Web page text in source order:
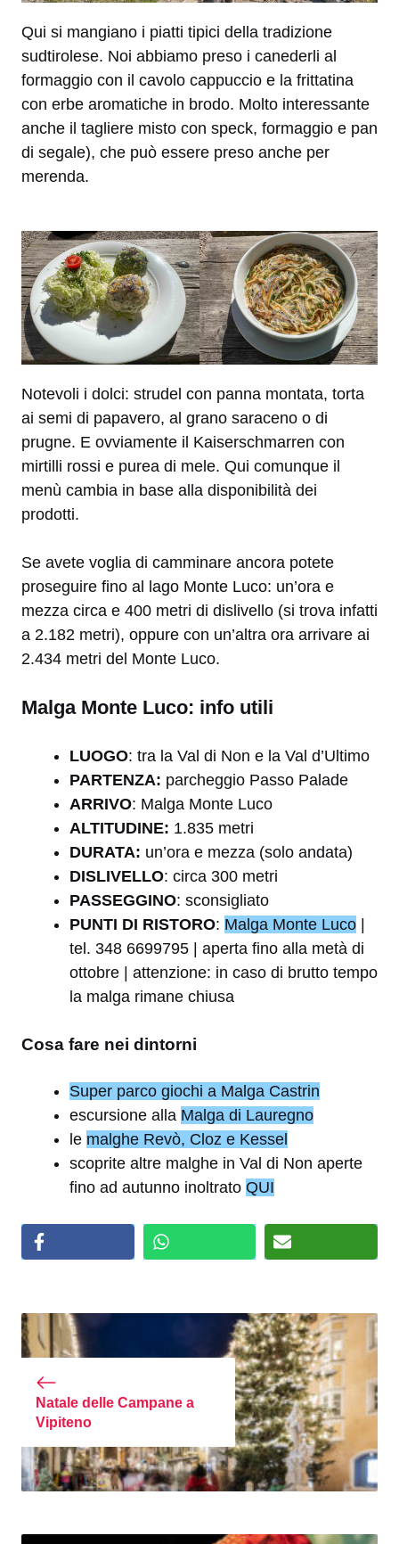
Qui si mangiano i piatti tipici della tradizione
sudtirolese. Noi abbiamo preso i canederli al
formaggio con il cavolo cappuccio e la frittatina
con erbe aromatiche in brodo. Molto interessante
anche il tagliere misto con speck, formaggio e pan
di segale), che può essere preso anche per
merenda.
Notevoli i dolci: strudel con panna montata, torta
ai semi di papavero, al grano saraceno o di
prugne. E ovviamente il Kaiserschmarren con
mirtilli rossi e purea di mele. Qui comunque il
menù cambia in base alla disponibilità dei
prodotti.
Se avete voglia di camminare ancora potete
proseguire fino al lago Monte Luco: un’ora e
mezza circa e 400 metri di dislivello (si trova infatti
a 2.182 metri), oppure con un’altra ora arrivare ai
2.434 metri del Monte Luco.
Malga Monte Luco: info utili
LUOGO: tra la Val di Non e la Val d’Ultimo
PARTENZA: parcheggio Passo Palade
ARRIVO: Malga Monte Luco
ALTITUDINE: 1.835 metri
DURATA: un’ora e mezza (solo andata)
DISLIVELLO: circa 300 metri
PASSEGGINO: sconsigliato
PUNTI DI RISTORO: Malga Monte Luco |
tel. 348 6699795 | aperta fino alla metà di
ottobre | attenzione: in caso di brutto tempo
la malga rimane chiusa
Cosa fare nei dintorni
Super parco giochi a Malga Castrin
escursione alla Malga di Lauregno
le malghe Revò, Cloz e Kessel
scoprite altre malghe in Val di Non aperte
fino ad autunno inoltrato QUI
Natale delle Campane a
Vipiteno